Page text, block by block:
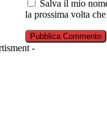
Salva il mio
la prossima volta
-